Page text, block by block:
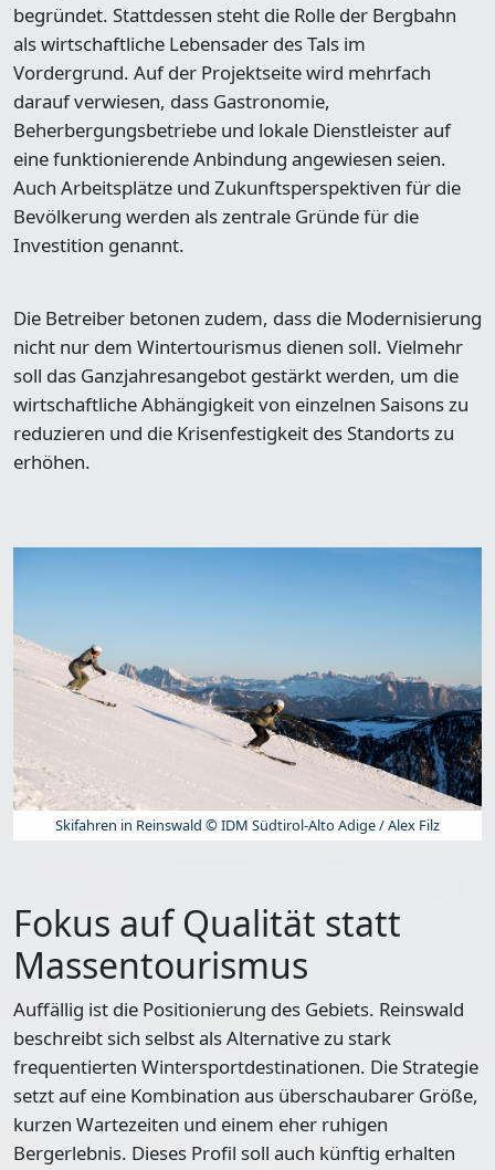
begründet. Stattdessen steht die Rolle der Bergbahn
als wirtschaftliche Lebensader des Tals im
Vordergrund. Auf der Projektseite wird mehrfach
darauf verwiesen, dass Gastronomie,
Beherbergungsbetriebe und lokale Dienstleister auf
eine funktionierende Anbindung angewiesen seien.
Auch Arbeitsplätze und Zukunftsperspektiven für die
Bevölkerung werden als zentrale Gründe für die
Investition genannt.
Die Betreiber betonen zudem, dass die Modernisierung
nicht nur dem Wintertourismus dienen soll. Vielmehr
soll das Ganzjahresangebot gestärkt werden, um die
wirtschaftliche Abhängigkeit von einzelnen Saisons zu
reduzieren und die Krisenfestigkeit des Standorts zu
erhöhen.
Skifahren in Reinswald © IDM Südtirol-Alto Adige / Alex Filz
Fokus auf Qualität statt
Massentourismus
Auffällig ist die Positionierung des Gebiets. Reinswald
beschreibt sich selbst als Alternative zu stark
frequentierten Wintersportdestinationen. Die Strategie
setzt auf eine Kombination aus überschaubarer Größe,
kurzen Wartezeiten und einem eher ruhigen
Bergerlebnis. Dieses Profil soll auch künftig erhalten